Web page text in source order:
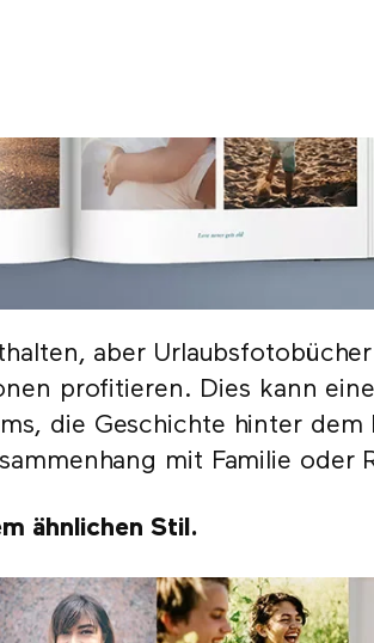
aber
profitieren. Dies kann
die Geschichte hinter dem
mit Familie oder
ähnlichen Stil.